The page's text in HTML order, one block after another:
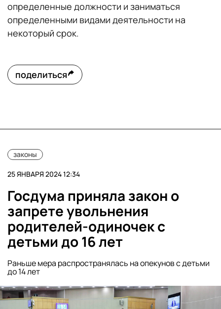
определенные должности и заниматься
определенными видами деятельности на
некоторый срок.
поделиться
законы
25 ЯНВАРЯ 2024 12:34
Госдума приняла закон о
запрете увольнения
родителей-одиночек с
детьми до 16 лет
Раньше мера распространялась на опекунов с детьми
до 14 лет